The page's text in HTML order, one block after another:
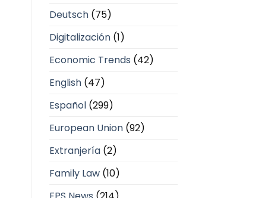
Deutsch(75)
Digitalización(1)
Economic Trends (42)
English(47)
Español(299)
European Union(92)
Extranjería(2)
Family Law(10)